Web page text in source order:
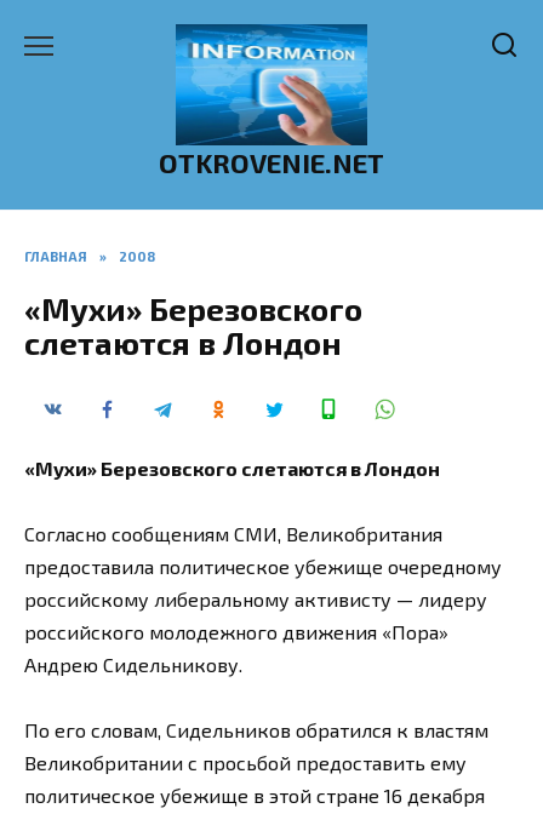
OTKROVENIE.NET
ГЛАВНАЯ » 2008
«Мухи» Березовского
слетаются в Лондон
«Мухи» Березовского слетаются в Лондон
Согласно сообщениям СМИ, Великобритания
предоставила политическое убежище очередному
российскому либеральному активисту — лидеру
российского молодежного движения «Пора»
Андрею Сидельникову.
По его словам, Сидельников обратился к властям
Великобритании с просьбой предоставить ему
политическое убежище в этой стране 16 декабря